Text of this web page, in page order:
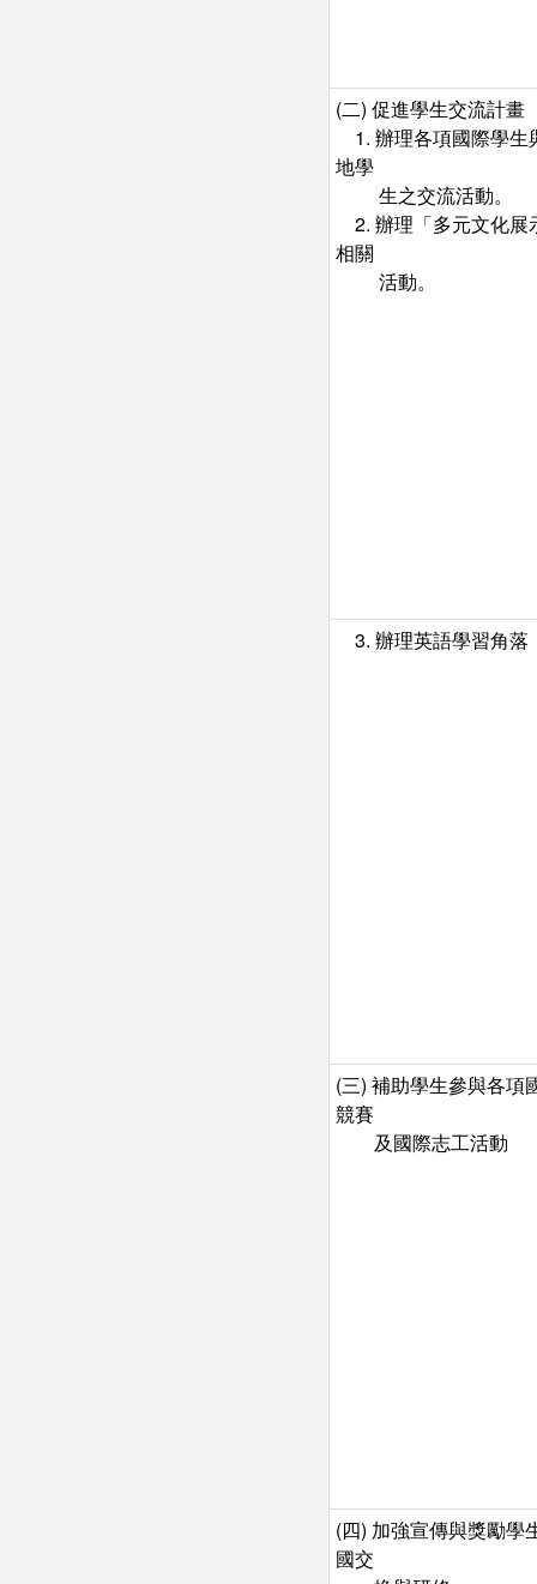
(二) 促進學生交流計畫
1. 辦理各項國際學生
地學
生之交流活動。
2. 辦理「多元文化展
相關
活動。
3. 辦理英語學習角落
(三) 補助學生參與各項
競賽
及國際志工活動
(四) 加強宣傳與獎勵學
國交